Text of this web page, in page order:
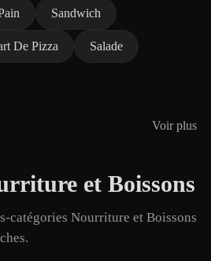
Sandwich
De Pizza Salade
Voir plus
et Boissons
catégories Nourriture et Boissons